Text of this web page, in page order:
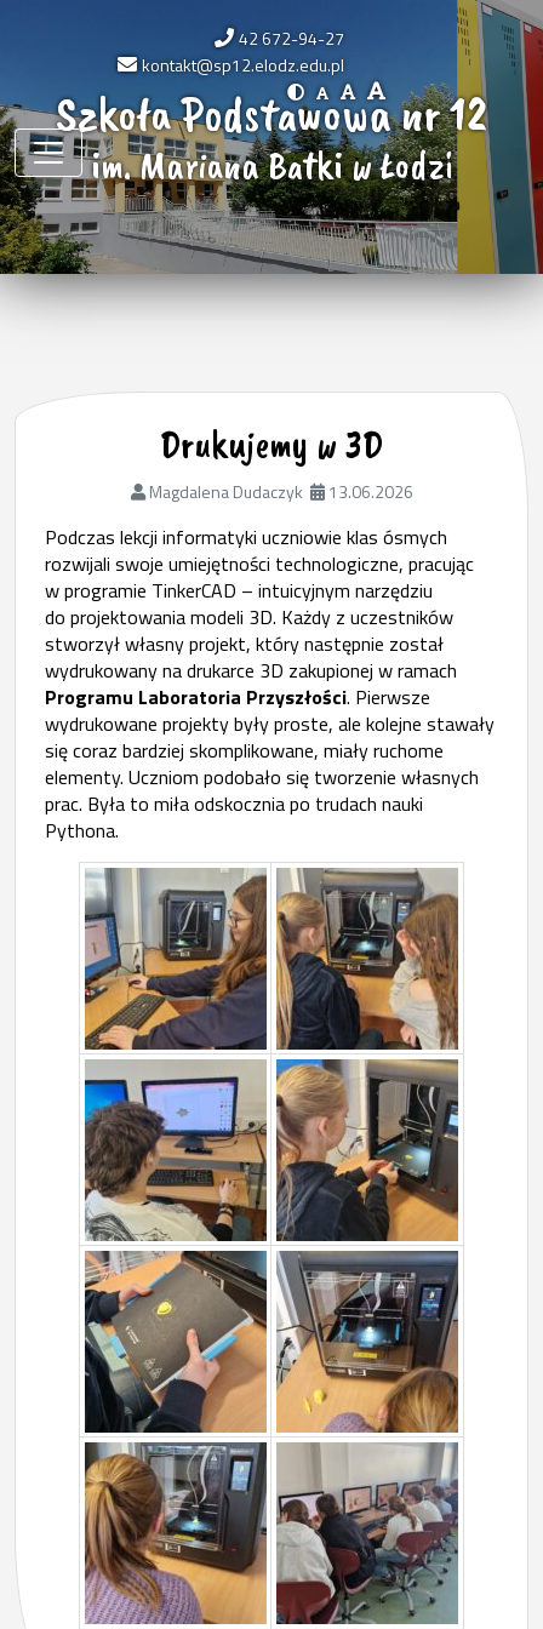
42 672-94-27
kontakt@sp12.elodz.edu.pl
Szkoła Podstawowa nr 12
im. Mariana Batki w Łodzi
Drukujemy w 3D
Magdalena Dudaczyk 13.06.2026
Podczas lekcji informatyki uczniowie klas ósmych
rozwijali swoje umiejętności technologiczne, pracując
w programie TinkerCAD – intuicyjnym narzędziu
do projektowania modeli 3D. Każdy z uczestników
stworzył własny projekt, który następnie został
wydrukowany na drukarce 3D zakupionej w ramach
Programu Laboratoria Przyszłości. Pierwsze
wydrukowane projekty były proste, ale kolejne stawały
się coraz bardziej skomplikowane, miały ruchome
elementy. Uczniom podobało się tworzenie własnych
prac. Była to miła odskocznia po trudach nauki
Pythona.